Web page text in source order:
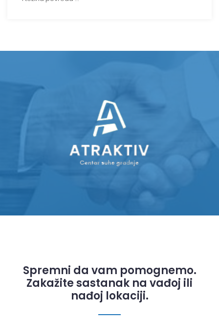
Spremni da vam pomognemo.
Zakažite sastanak na vađoj ili
nađoj lokaciji.